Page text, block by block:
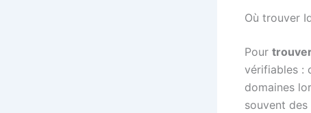
Où trouver
Pour
vérifiables :
domaines
souvent